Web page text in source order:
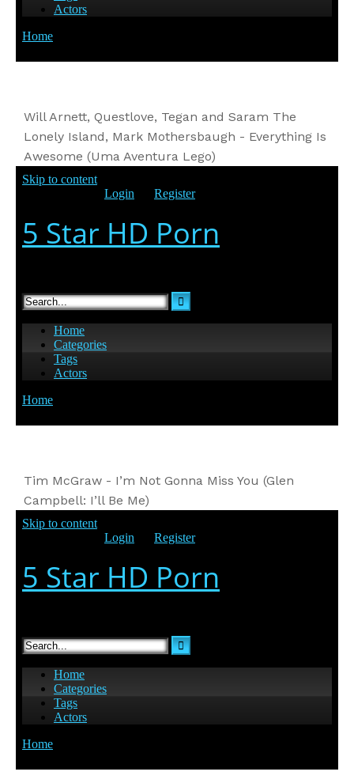
Will Arnett, Questlove, Tegan and Saram The
Lonely Island, Mark Mothersbaugh - Everything Is
Awesome (Uma Aventura Lego)
Tim McGraw - I’m Not Gonna Miss You (Glen
Campbell: I’ll Be Me)